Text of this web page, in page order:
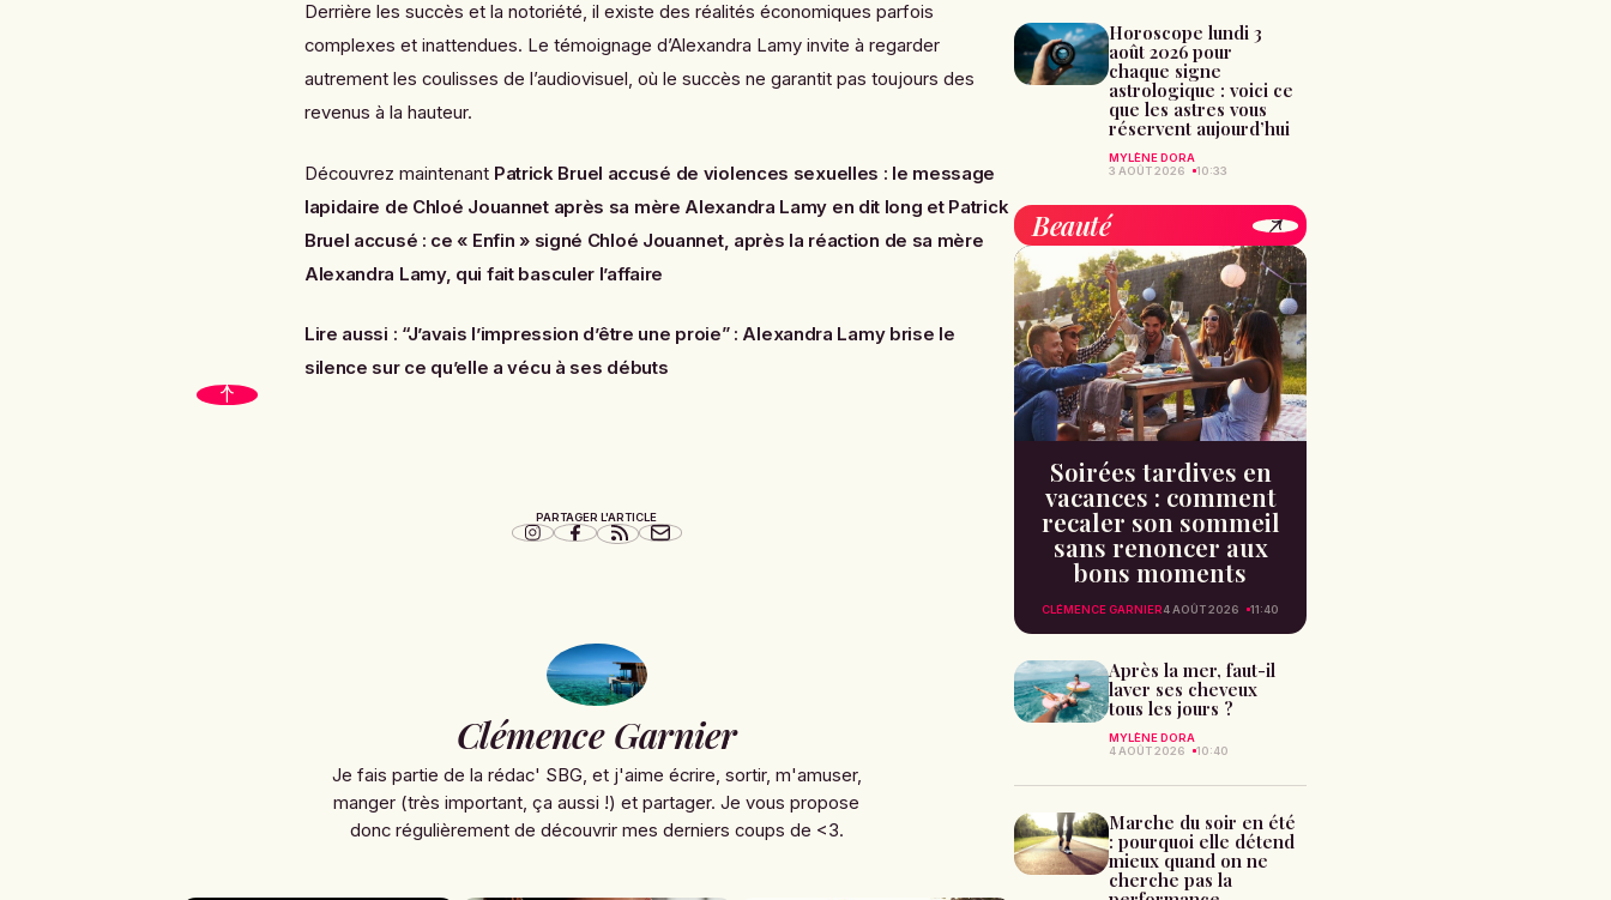
Derrière les succès et la notoriété, il existe des réalités économiques parfois
complexes et inattendues. Le témoignage d’Alexandra Lamy invite à regarder
autrement les coulisses de l’audiovisuel, où le succès ne garantit pas toujours des
revenus à la hauteur.
Découvrez maintenant Patrick Bruel accusé de violences sexuelles : le message
lapidaire de Chloé Jouannet après sa mère Alexandra Lamy en dit long et Patrick
Bruel accusé : ce « Enfin » signé Chloé Jouannet, après la réaction de sa mère
Alexandra Lamy, qui fait basculer l’affaire
Lire aussi : “J’avais l’impression d’être une proie” : Alexandra Lamy brise le
silence sur ce qu’elle a vécu à ses débuts
PARTAGER L'ARTICLE
Clémence Garnier
Je fais partie de la rédac' SBG, et j'aime écrire, sortir, m'amuser,
manger (très important, ça aussi !) et partager. Je vous propose
donc régulièrement de découvrir mes derniers coups de <3.
Horoscope lundi 3
août 2026 pour
chaque signe
astrologique : voici ce
que les astres vous
réservent aujourd’hui
MYLÈNE DORA
3 AOÛT 2026
10:33
Beauté
Soirées tardives en
vacances : comment
recaler son sommeil
sans renoncer aux
bons moments
CLÉMENCE GARNIER4 AOÛT 2026 11:40
Après la mer, faut-il
laver ses cheveux
tous les jours ?
MYLÈNE DORA
4 AOÛT 2026
10:40
Marche du soir en été
: pourquoi elle détend
mieux quand on ne
cherche pas la